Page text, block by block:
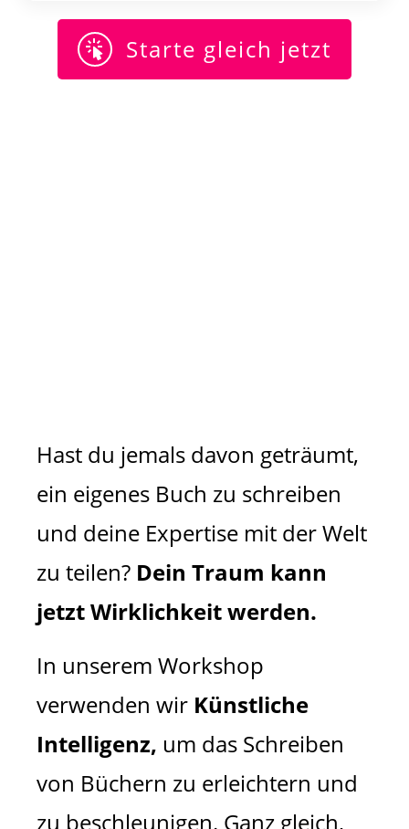
Starte gleich jetzt
Hast du jemals davon geträumt,
ein eigenes Buch zu schreiben
und deine Expertise mit der Welt
zu teilen? Dein Traum kann
jetzt Wirklichkeit werden.
In unserem Workshop
verwenden wir Künstliche
Intelligenz, um das Schreiben
von Büchern zu erleichtern und
zu beschleunigen. Ganz gleich,